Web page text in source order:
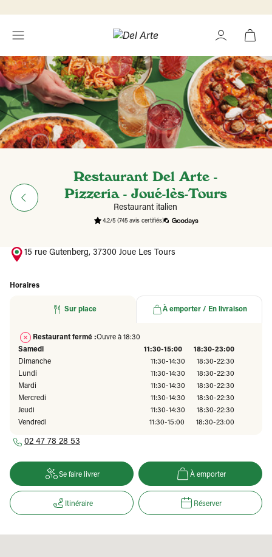
Restaurant Del Arte -
Pizzeria - Joué-lès-Tours
Restaurant italien
4.2/5 (745 avis certifiés)
15 rue Gutenberg, 37300 Joue Les Tours
Horaires
Sur place À emporter / En livraison
Restaurant fermé :Ouvre à 18:30
Samedi
11:30-15:00
18:30-23:00
Dimanche
11:30-14:30
18:30-22:30
Lundi
11:30-14:30
18:30-22:30
Mardi
11:30-14:30
18:30-22:30
Mercredi
11:30-14:30
18:30-22:30
Jeudi
11:30-14:30
18:30-22:30
Vendredi
11:30-15:00 18:30-23:00
02 47 78 28 53
Se faire livrer À emporter
Itinéraire Réserver